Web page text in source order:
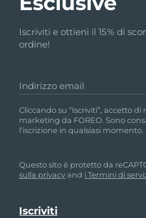
Iscriviti e ottieni il 15% di
ordine!
Indirizzo email
Cliccando su “Iscriviti”, accetto
marketing da FOREO. Sono
l’iscrizione in qualsiasi momento.
Questo sito è protetto da
sulla privacyand i Termini di